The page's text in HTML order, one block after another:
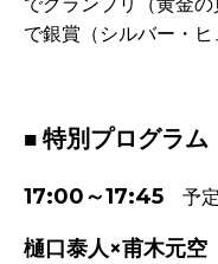
で銀賞（シルバー・ヒ
■ 特別プログラム
17:00～17:45 予定
樋口泰人×甫木元空